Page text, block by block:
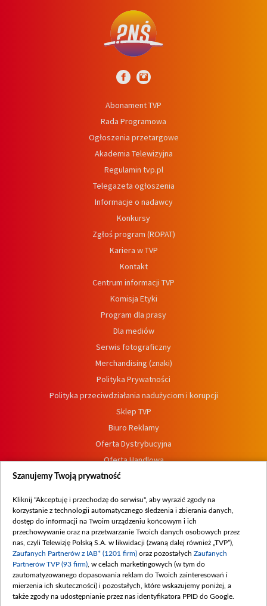
Abonament TVP
Rada Programowa
Ogłoszenia przetargowe
Akademia Telewizyjna
Regulamin tvp.pl
Telegazeta ogłoszenia
Informacje o nadawcy
Konkursy
Zgłoś program (ROPAT)
Kariera w TVP
Kontakt
Centrum informacji TVP
Komisja Etyki
Program dla prasy
Dla mediów
Serwis fotograficzny
Merchandising (znaki)
Polityka Prywatności
Polityka przeciwdziałania nadużyciom i korupcji
Sklep TVP
Biuro Reklamy
Oferta Dystrybucyjna
Oferta Handlowa
Dostępność
Procedura zgłoszeń wewnętrznych
Szanujemy Twoją prywatność
Kliknij "Akceptuję i przechodzę do serwisu", aby wyrazić zgody na
korzystanie z technologii automatycznego śledzenia i zbierania danych,
dostęp do informacji na Twoim urządzeniu końcowym i ich
przechowywanie oraz na przetwarzanie Twoich danych osobowych przez
nas, czyli Telewizję Polską S.A. w likwidacji (zwaną dalej również „TVP”),
Zaufanych Partnerów z IAB* (1201 firm) oraz pozostałych Zaufanych
Partnerów TVP (93 firm) , w celach marketingowych (w tym do
zautomatyzowanego dopasowania reklam do Twoich zainteresowań i
mierzenia ich skuteczności) i pozostałych, które wskazujemy poniżej, a
także zgody na udostępnianie przez nas identyfikatora PPID do Google.